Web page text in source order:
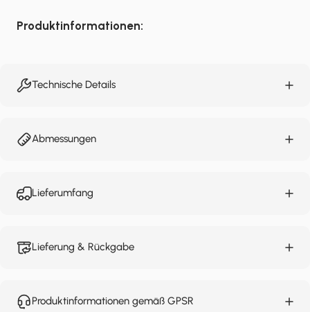
Produktinformationen:
Technische Details
Abmessungen
Lieferumfang
Lieferung & Rückgabe
Produktinformationen gemäß GPSR